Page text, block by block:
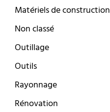
Matériels de construction
Non classé
Outillage
Outils
Rayonnage
Rénovation